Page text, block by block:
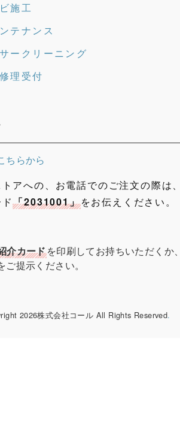
施工
テナンス
ークリーニング
理受付
ちらから
アへの、お電話でのご注文の際は
「2031001」をお伝えください。
介カードを印刷してお持ちいただくか
提示ください。
2026株式会社コール All Rights Reserved.